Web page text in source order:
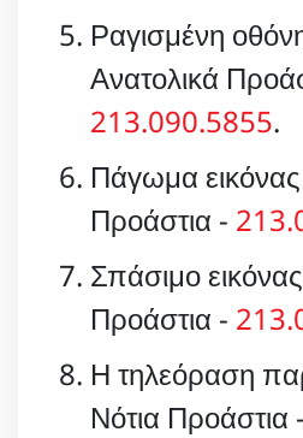
Ραγισμένη
Ανατολικά
213.090.5855.
Πάγωμα εικόνας
Προάστια -
Σπάσιμο
Προάστια -
Η τηλεόραση
Νότια Προάστια -